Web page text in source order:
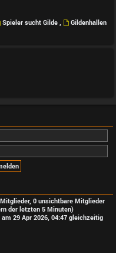
Spieler sucht Gilde ,
Gildenhallen
0 unsichtbare Mitglieder
der letzten 5 Minuten)
29 Apr 2026, 04:47 gleichzeitig